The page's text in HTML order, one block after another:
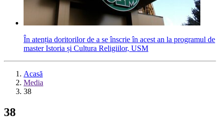
În atenția doritorilor de a se înscrie în acest an la programul de
master Istoria și Cultura Religiilor, USM
Acasă
Media
38
38